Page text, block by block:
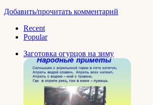
Добавить/прочитать комментарий
Recent
Popular
Заготовка огурцов на зиму